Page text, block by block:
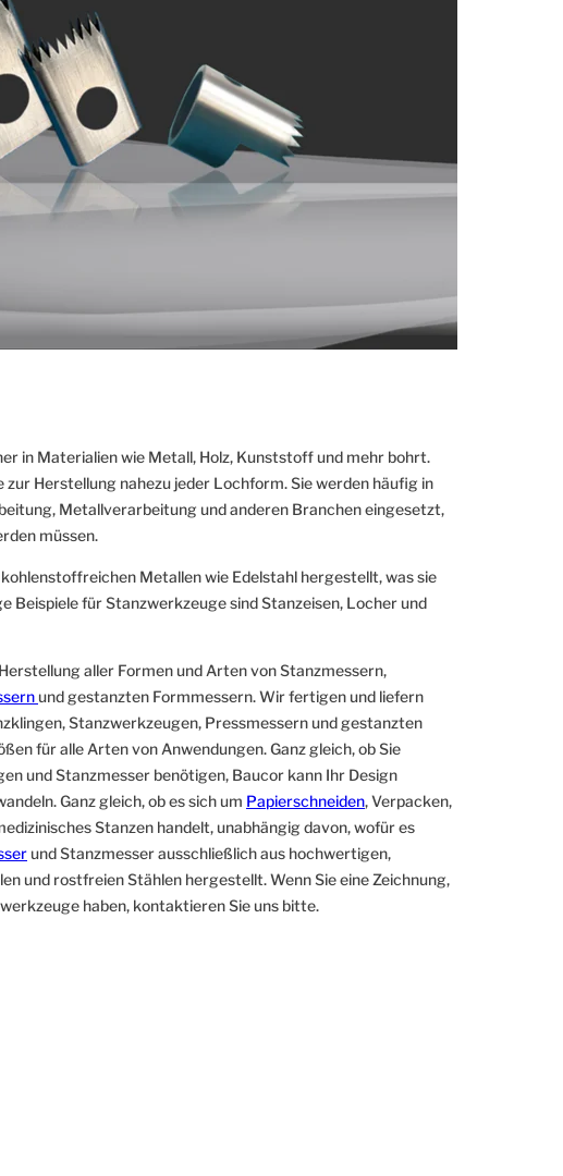
in Materialien wie Metall, Holz, Kunststoff und mehr bohrt.
Herstellung nahezu jeder Lochform. Sie werden häufig in
Metallverarbeitung und anderen Branchen eingesetzt,
müssen.
Metallen wie Edelstahl hergestellt, was sie
Beispiele für Stanzwerkzeuge sind Stanzeisen, Locher und
aller Formen und Arten von Stanzmessern,
und gestanzten Formmessern. Wir fertigen und liefern
Stanzwerkzeugen, Pressmessern und gestanzten
für alle Arten von Anwendungen. Ganz gleich, ob Sie
und Stanzmesser benötigen, Baucor kann Ihr Design
Ganz gleich, ob es sich um Papierschneiden, Verpacken,
Stanzen handelt, unabhängig davon, wofür es
und Stanzmesser ausschließlich aus hochwertigen,
und rostfreien Stählen hergestellt. Wenn Sie eine Zeichnung,
haben, kontaktieren Sie uns bitte.